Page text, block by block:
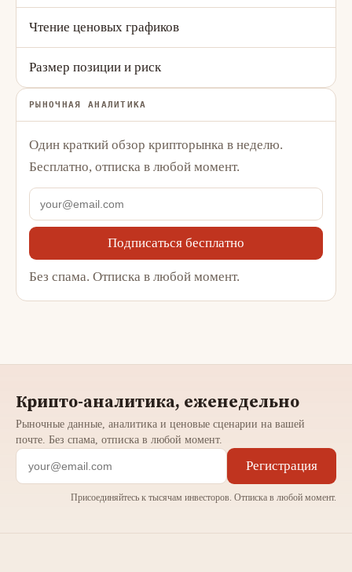
Чтение ценовых графиков
Размер позиции и риск
РЫНОЧНАЯ АНАЛИТИКА
Один краткий обзор крипторынка в неделю.
Бесплатно, отписка в любой момент.
Подписаться бесплатно
Без спама. Отписка в любой момент.
Крипто-аналитика, еженедельно
Рыночные данные, аналитика и ценовые сценарии на вашей
почте. Без спама, отписка в любой момент.
Регистрация
Присоединяйтесь к тысячам инвесторов. Отписка в любой момент.